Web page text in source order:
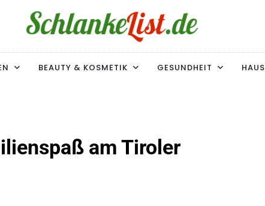
List.de
ADIPOSITAS? SIE SIND NICHT ALLEIN!
BEAUTY & KOSMETIK GESUNDHEIT
am Tiroler